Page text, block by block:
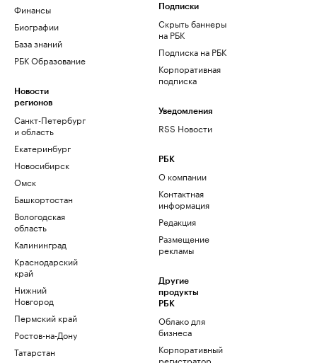
Финансы
Биографии
База знаний
РБК Образование
Новости
регионов
Санкт-Петербург
и область
Екатеринбург
Новосибирск
Омск
Башкортостан
Вологодская
область
Калининград
Краснодарский
край
Нижний
Новгород
Пермский край
Ростов-на-Дону
Татарстан
Подписки
Скрыть баннеры
на РБК
Подписка на РБК
Корпоративная
подписка
Уведомления
RSS Новости
РБК
О компании
Контактная
информация
Редакция
Размещение
рекламы
Другие
продукты
РБК
Облако для
бизнеса
Корпоративный
регистратор